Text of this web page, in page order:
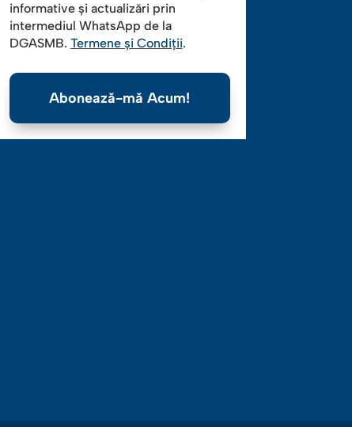
informative și actualizări prin
intermediul WhatsApp de la
DGASMB. Termene și Condiții.
Abonează-mă Acum!